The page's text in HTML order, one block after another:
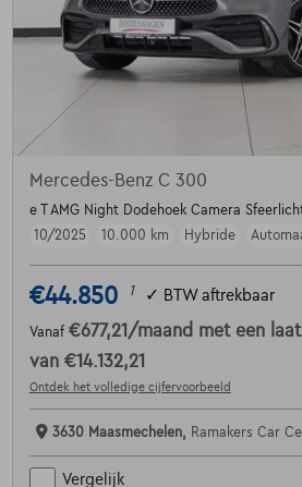
Mercedes-Benz C 300
e T AMG Night Dodehoek Camera
10/2025
10.000 km Hybride
€44.850 1 ✓ BTW aftrekbaar
Vanaf €677,21 /maand met een
van €14.132,21
Ontdek het volledige cijfervoorbeeld
3630 Maasmechelen, Ramakers Car
Vergelijk